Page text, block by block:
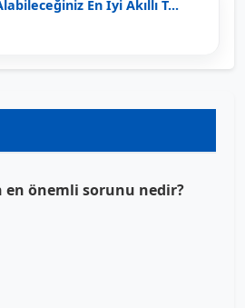
En İyi Akıllı T...
en önemli sorunu nedir?